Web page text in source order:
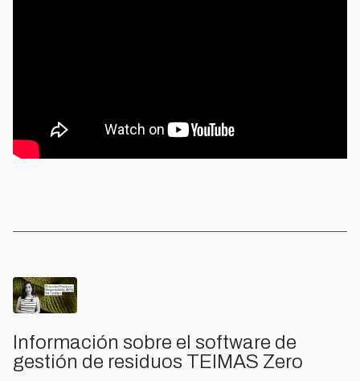
Información sobre el software de
gestión de residuos TEIMAS Zero